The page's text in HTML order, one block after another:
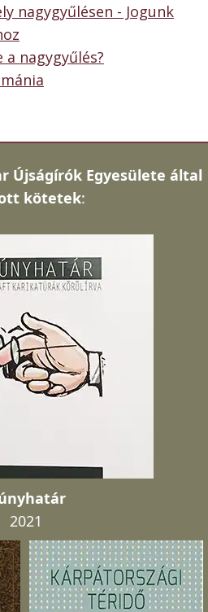
nagygyűlésen - Jogunk
a nagygyűlés?
Újságírók Egyesülete által
kötetek:
2021